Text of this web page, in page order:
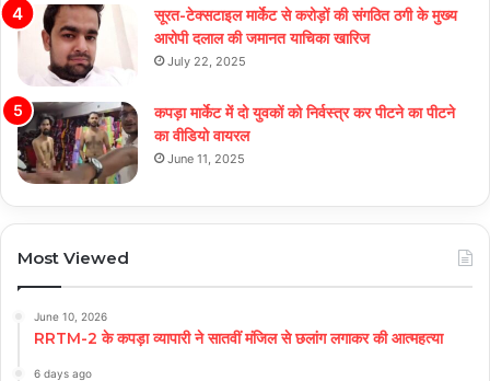
सूरत-टेक्सटाइल मार्केट से करोड़ों की संगठित ठगी के मुख्य
आरोपी दलाल की जमानत याचिका खारिज
July 22, 2025
कपड़ा मार्केट में दो युवकों को निर्वस्त्र कर पीटने का पीटने
का वीडियो वायरल
June 11, 2025
Most Viewed
June 10, 2026
RRTM-2 के कपड़ा व्यापारी ने सातवीं मंजिल से छलांग लगाकर की आत्महत्या
6 days ago